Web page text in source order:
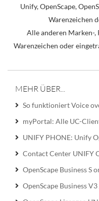
Unify, OpenScape,
Warenzeichen
Alle anderen Marken-,
Warenzeichen oder
MEHR ÜBER...
So funktioniert Voice
myPortal: Alle UC-
UNIFY PHONE: Unify
Contact Center UNIFY
OpenScape Business S
OpenScape Business